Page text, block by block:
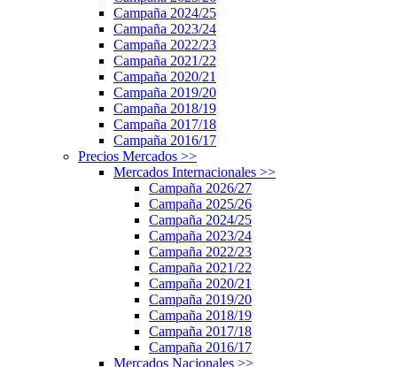
Campaña 2024/25
Campaña 2023/24
Campaña 2022/23
Campaña 2021/22
Campaña 2020/21
Campaña 2019/20
Campaña 2018/19
Campaña 2017/18
Campaña 2016/17
Precios Mercados >>
Mercados Internacionales >>
Campaña 2026/27
Campaña 2025/26
Campaña 2024/25
Campaña 2023/24
Campaña 2022/23
Campaña 2021/22
Campaña 2020/21
Campaña 2019/20
Campaña 2018/19
Campaña 2017/18
Campaña 2016/17
Mercados Nacionales >>